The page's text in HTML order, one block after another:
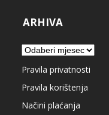
ARHIVA
Arhiva
Pravila privatnosti
Pravila korištenja
Načini plaćanja